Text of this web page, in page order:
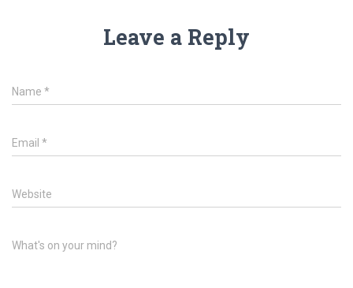
Leave a Reply
Name *
Email *
Website
What's on your mind?